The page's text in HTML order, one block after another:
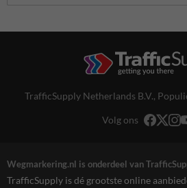
TrafficSupply Netherlands B.V.,
Volg ons
Wegmarkering.nl is onderdeel van
TrafficSupply is dé grootste online